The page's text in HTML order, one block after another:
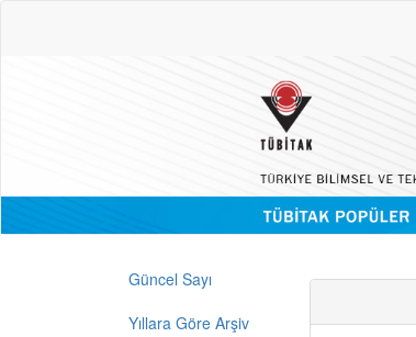
Güncel Sayı
Yıllara Göre Arşiv